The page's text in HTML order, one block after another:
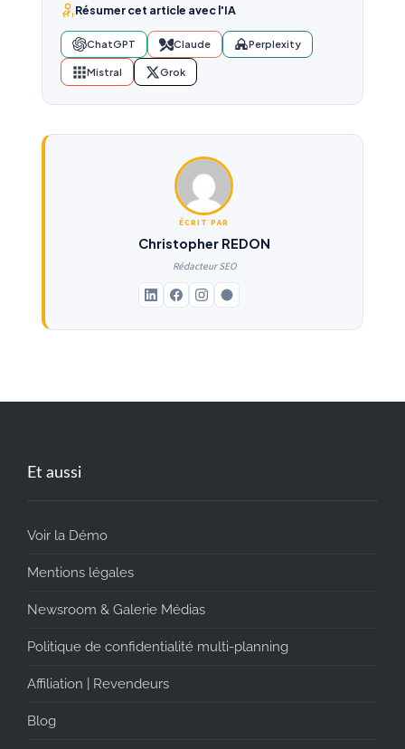
Résumer cet article avec l'IA
ChatGPT Claude Perplexity
Mistral Grok
ÉCRIT PAR
Christopher REDON
Rédacteur SEO
Et aussi
Voir la Démo
Mentions légales
Newsroom & Galerie Médias
Politique de confidentialité multi-planning
Affiliation | Revendeurs
Blog